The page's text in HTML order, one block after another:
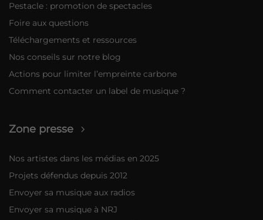
Pestacle : promotion de spectacles
Foire aux questions
Téléchargements et ressources
Nos conseils sur notre blog
Actions pour limiter l’empreinte carbone
Comment contacter un label de musique ?
Zone presse
Nos artistes dans les médias en 2025
Projets défendus depuis 2012
Envoyer sa musique aux radios
Envoyer sa musique à NRJ